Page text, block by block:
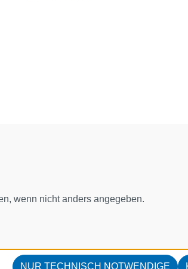
wenn nicht anders angegeben.
NUR TECHNISCH NOTWENDIGE